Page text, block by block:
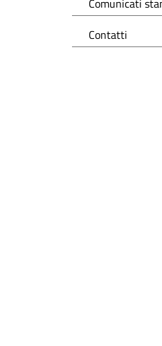
Contatti